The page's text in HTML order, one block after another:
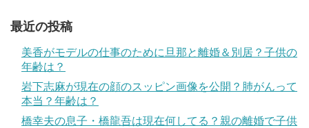
最近の投稿
美香がモデルの仕事のために旦那と離婚＆別居？子供の
年齢は？
岩下志麻が現在の顔のスッピン画像を公開？肺がんって
本当？年齢は？
橋幸夫の息子・橋龍吾は現在何してる？親の離婚で子供